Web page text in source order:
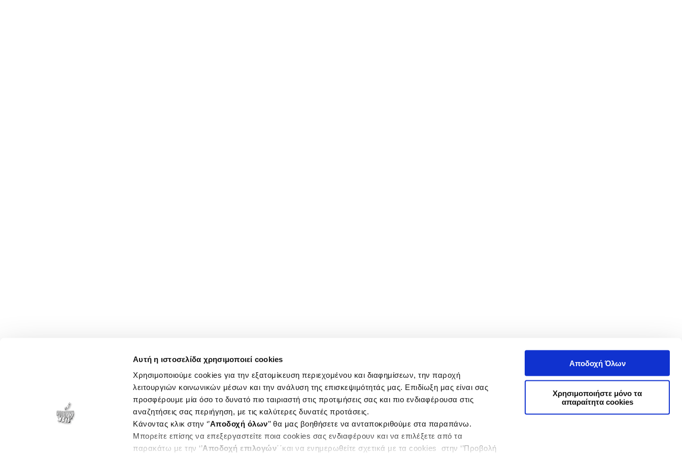
Αυτή η ιστοσελίδα χρησιμοποιεί cookies
Χρησιμοποιούμε cookies για την εξατομίκευση περιεχομένου και διαφημίσεων, την παροχή
λειτουργιών κοινωνικών μέσων και την ανάλυση της επισκεψιμότητάς μας. Επιδίωξη μας είναι σας
προσφέρουμε μία όσο το δυνατό πιο ταιριαστή στις προτιμήσεις σας και πιο ενδιαφέρουσα στις
αναζητήσεις σας περιήγηση, με τις καλύτερες δυνατές προτάσεις.
Κάνοντας κλικ στην ‘’Αποδοχή όλων’’ θα μας βοηθήσετε να ανταποκριθούμε στα παραπάνω.
Μπορείτε επίσης να επεξεργαστείτε ποια cookies σας ενδιαφέρουν και να επιλέξετε από τα
παρακάτω με την ‘’Αποδοχή επιλογών΄΄και να ενημερωθείτε σχετικά με τα cookies στην ‘’Προβολή
Αποδοχή Όλων
Χρησιμοποιήστε μόνο τα
απαραίτητα cookies